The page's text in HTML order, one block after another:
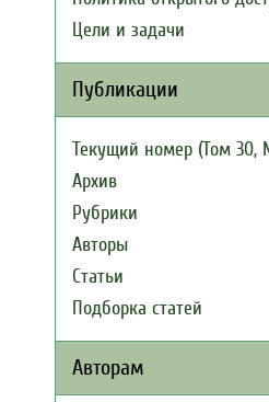
Цели и задачи
Публикации
Текущий номер (Том 30,
Архив
Рубрики
Авторы
Статьи
Подборка статей
Авторам